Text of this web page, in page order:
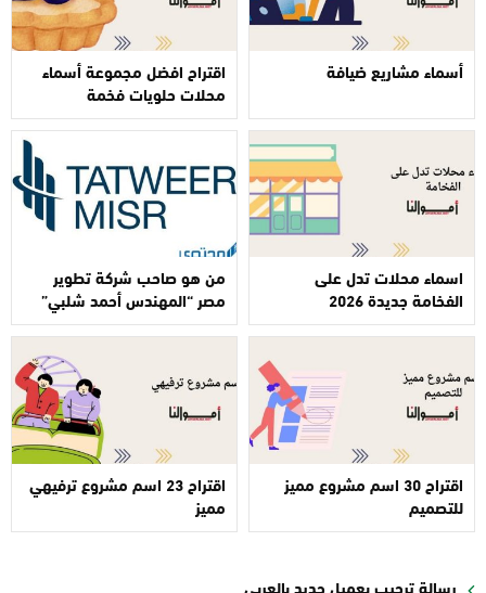
أسماء مشاريع ضيافة اقتراح افضل مجموعة أسماء
محلات حلويات فخمة
اسماء محلات تدل على
الفخامة جديدة 2026
من هو صاحب شركة تطوير
مصر “المهندس أحمد شلبي”
اقتراح 30 اسم مشروع مميز
للتصميم
اقتراح 23 اسم مشروع ترفيهي
مميز
رسالة ترحيب بعميل جديد بالعربي